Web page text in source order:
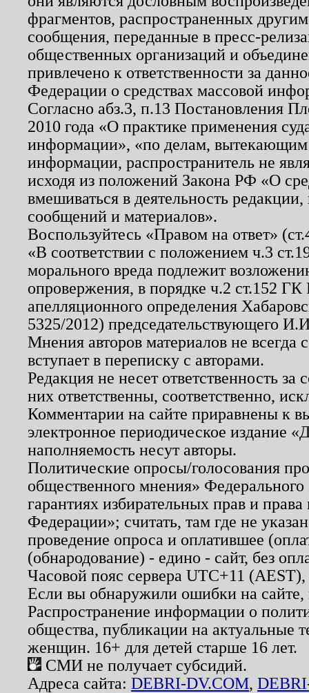
фрагментов, распространенных
сообщения, переданные в пресс-
общественных организаций и
привлечено к ответственности за
Федерации о средствах массовой
Согласно абз.3, п.13 Постановления
2010 года «О практике применения
информации», «по делам, вытекающим
информации, распространитель не
исходя из положений Закона РФ «О
вмешиваться в деятельность
сообщений и материалов».
Воспользуйтесь «Правом на ответ»
«В соответствии с положением ч.3
морального вреда подлежит
опровержения, в порядке ч.2 ст.152
апелляционного определения
5325/2012) председательствующего
Мнения авторов материалов не
вступает в переписку с авторами.
Редакция не несет ответственность
них ответственны, соответственно,
Комментарии на сайте приравнены к
электронное периодическое издание
наполняемость несут авторы.
Политические опросы/голосования
общественного мнения»
гарантиях избирательных прав и
Федерации»; считать, там где не
проведение опроса и оплатившее
(обнародование) - едино - сайт, без
Часовой пояс сервера UTC+11
Если вы обнаружили ошибки на
Распространение информации о
общества, публикации на актуальные
женщин. 16+ для детей старше 16 лет.
СМИ не получает субсидий.
Адреса сайта: DEBRI-DV.COM,